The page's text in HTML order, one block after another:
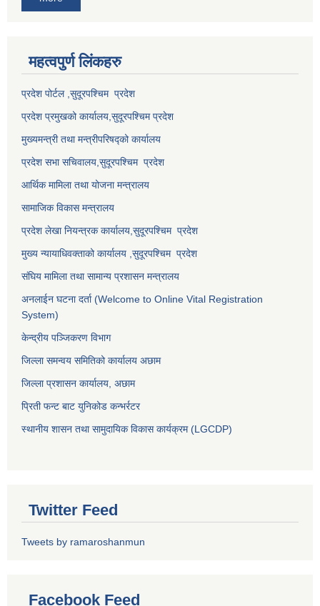
महत्वपुर्ण लि‌ंकहरु
प्रदेश पोर्टल ,सुदूरपश्चिम प्रदेश
प्रदेश प्रमुखको कार्यालय, सुदूरपश्चिमप्रदेश
मुख्यमन्त्री तथा मन्त्रीपरिषद्को कार्यालय
प्रदेश सभा सचिवालय, सुदूरपश्चिम प्रदेश
आर्थिक मामिला तथा योजना मन्त्रालय
सामाजिक विकास मन्त्रालय
प्रदेश लेखा नियन्त्रक कार्यालय, सुदूरपश्चिम प्रदेश
मुख्य न्यायाधिवक्ताको कार्यालय , सुदूरपश्चिम प्रदेश
संघिय मामिला तथा सामान्य प्रशासन मन्त्रालय
अनलाईन घटना दर्ता (Welcome to Online Vital Registration
System)
केन्द्रीय पञ्जिकरण विभाग
जिल्ला समन्वय समितिको कार्यालय अछाम
जिल्ला प्रशासन कार्यालय, अछाम
प्रिती फन्ट बाट युनिकोड कन्भर्रटर
स्थानीय शासन तथा सामुदायिक विकास कार्यक्रम (LGCDP)
Twitter Feed
Tweets by ramaroshanmun
Facebook Feed